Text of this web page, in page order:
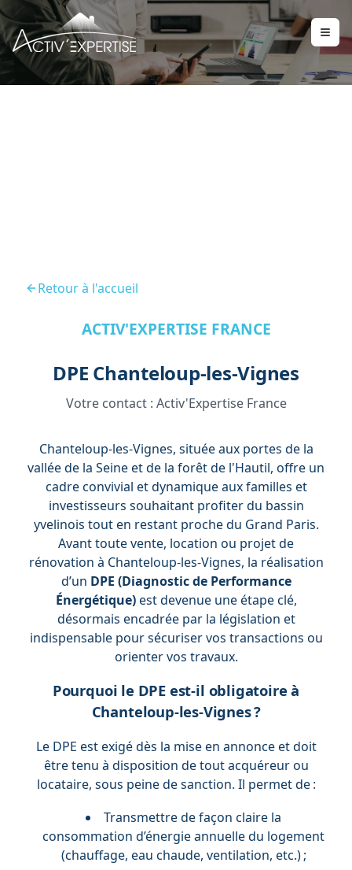
Retour à l'accueil
ACTIV'EXPERTISE FRANCE
DPE Chanteloup-les-Vignes
Votre contact : Activ'Expertise France
Chanteloup-les-Vignes, située aux portes de la
vallée de la Seine et de la forêt de l'Hautil, offre un
cadre convivial et dynamique aux familles et
investisseurs souhaitant profiter du bassin
yvelinois tout en restant proche du Grand Paris.
Avant toute vente, location ou projet de
rénovation à Chanteloup-les-Vignes, la réalisation
d’un DPE (Diagnostic de Performance
Énergétique)est devenue une étape clé,
désormais encadrée par la législation et
indispensable pour sécuriser vos transactions ou
orienter vos travaux.
Pourquoi le DPE est-il obligatoire à
Chanteloup-les-Vignes ?
Le DPE est exigé dès la mise en annonce et doit
être tenu à disposition de tout acquéreur ou
locataire, sous peine de sanction. Il permet de :
Transmettre de façon claire la
consommation d’énergie annuelle du logement
(chauffage, eau chaude, ventilation, etc.) ;